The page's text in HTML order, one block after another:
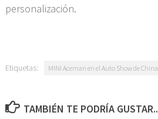
personalización.
Etiquetas: MINI Aceman en el Auto Show de China
TAMBIÉN TE PODRÍA